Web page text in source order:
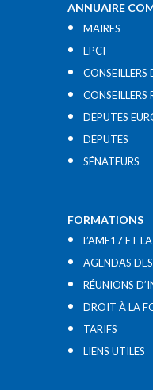
ANNUAIRE
MAIRES
EPCI
CONSEILLERS
DÉPUTÉS
DÉPUTÉS
SÉNATEURS
FORMATIONS
L’AMF17 ET
AGENDAS
RÉUNIONS
DROIT À LA
TARIFS
LIENS UTILES​